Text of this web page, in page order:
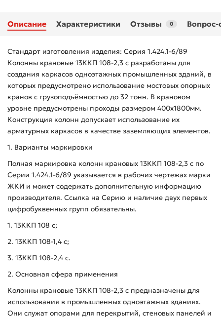
Описание Характеристики Отзывы 0 Вопрос-
Стандарт изготовления изделия: Серия 1.424.1-6/89
Колонны крановые 13ККП 108-2,3 с разработаны для
создания каркасов одноэтажных промышленных зданий, в
которых предусмотрено использование мостовых опорных
кранов с грузоподъёмностью до 32 тонн. В крановом
уровне предусмотрены проходы размером 400х1800мм.
Конструкция колонн допускает использование их
арматурных каркасов в качестве заземляющих элементов.
1. Варианты маркировки
Полная маркировка колонн крановых 13ККП 108-2,3 с по
Серии 1.424.1-6/89 указывается в рабочих чертежах марки
ЖКИ и может содержать дополнительную информацию
производителя. Ссылка на Серию и наличие двух первых
цифробуквенных групп обязательны.
1. 13ККП 108 с;
2. 13ККП 108-1,4 с;
3. 13ККП 108-2,4 с.
2. Основная сфера применения
Колонны крановые 13ККП 108-2,3 с предназначены для
использования в промышленных одноэтажных зданиях.
Они служат опорами для перекрытий, стеновых панелей и